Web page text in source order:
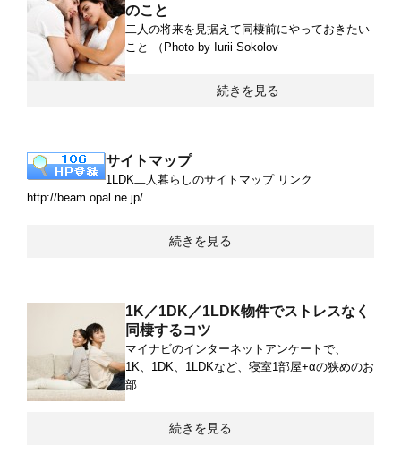
のこと
二人の将来を見据えて同棲前にやっておきたい
こと （Photo by Iurii Sokolov
続きを見る
サイトマップ
1LDK二人暮らしのサイトマップ リンク
http://beam.opal.ne.jp/
続きを見る
1K／1DK／1LDK物件でストレスなく
同棲するコツ
マイナビのインターネットアンケートで、
1K、1DK、1LDKなど、寝室1部屋+αの狭めのお
部
続きを見る